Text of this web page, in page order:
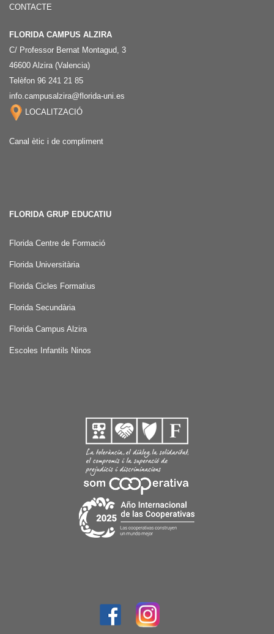
CONTACTE
FLORIDA CAMPUS ALZIRA
C/ Professor Bernat Montagud, 3
46600 Alzira (Valencia)
Telèfon 96 241 21 85
info.campusalzira@florida-uni.es
LOCALITZACIÓ
Canal ètic i de compliment
FLORIDA GRUP EDUCATIU
Florida Centre de Formació
Florida Universitària
Florida Cicles Formatius
Florida Secundària
Florida Campus Alzira
Escoles Infantils Ninos